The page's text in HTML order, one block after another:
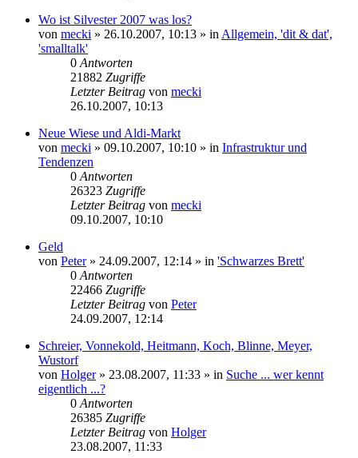
Wo ist Silvester 2007 was los?
von mecki » 26.10.2007, 10:13 » in Allgemein, 'dit & dat',
'smalltalk'
0 Antworten
21882 Zugriffe
Letzter Beitrag von mecki
26.10.2007, 10:13
Neue Wiese und Aldi-Markt
von mecki » 09.10.2007, 10:10 » in Infrastruktur und
Tendenzen
0 Antworten
26323 Zugriffe
Letzter Beitrag von mecki
09.10.2007, 10:10
Geld
von Peter» 24.09.2007, 12:14 » in 'Schwarzes Brett'
0 Antworten
22466 Zugriffe
Letzter Beitrag von Peter
24.09.2007, 12:14
Schreier, Vonnekold, Heitmann, Koch, Blinne, Meyer,
Wustorf
von Holger» 23.08.2007, 11:33 » in Suche ... wer kennt
eigentlich ...?
0 Antworten
26385 Zugriffe
Letzter Beitrag von Holger
23.08.2007, 11:33